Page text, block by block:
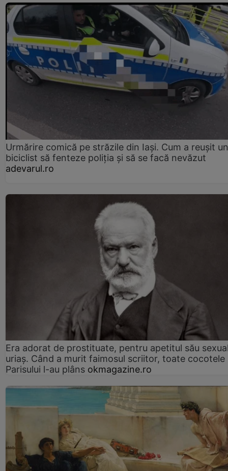
Urmărire comică pe străzile din Iași. Cum a reușit un
biciclist să fenteze poliția și să se facă nevăzut
adevarul.ro
Era adorat de prostituate, pentru apetitul său
uriaș. Când a murit faimosul scriitor, toate cocotele
Parisului l-au plâns okmagazine.ro